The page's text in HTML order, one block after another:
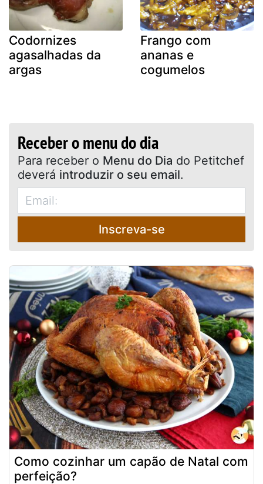
Codornizes
agasalhadas da
argas
Frango com
ananas e
cogumelos
Receber o menu do dia
Para receber o Menu do Dia do Petitchef
deverá introduzir o seu email.
Inscreva-se
Como cozinhar um capão de Natal com
perfeição?